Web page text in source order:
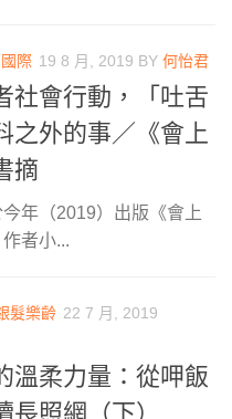
國際 19 8 月, 2019 BY 何怡君
社會行動，「吐舌
之外的事／《會上
摘
年（2019）出版《會上
者小...
髮樂齡 22 7 月, 2019
溫柔力量：從呷飯
長照網（下）